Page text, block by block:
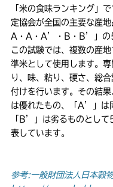
「米の食味ランキング」
定協会が全国の主要な産
A・A・A’・B・B’」の5
この試験では、複数の産
準米として使用します。
り、味、粘り、硬さ、総
付けを行います。その結
は優れたもの、「A’」は
「B’」は劣るものとし
表しています。
参考:一般財団法人日本穀